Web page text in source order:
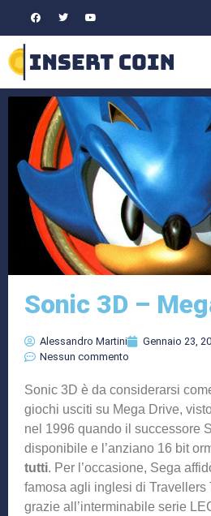
Sonic 3D –
Alessandro Martini Gennaio 23,
Nessun commento
Sonic 3D è da considerarsi
giochi usciti su Mega Drive,
nel 1996 quando il successore
disponibile e l’anziano 16 bit
tutti. Per l’occasione, Sega
famosa agli inglesi di Travellers
grazie all’interminabile serie